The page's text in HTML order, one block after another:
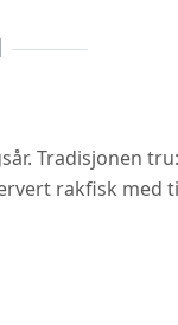
Tradisjonen
rakfisk med
2019